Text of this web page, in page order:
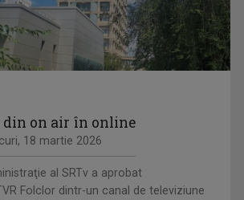
din on air în online
18 martie 2026
al SRTv a aprobat
Folclor dintr-un canal de televiziune